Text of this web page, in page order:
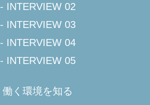
- INTERVIEW 02
- INTERVIEW 03
- INTERVIEW 04
- INTERVIEW 05
働く環境を知る